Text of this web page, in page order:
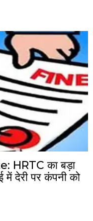
HRTC का बड़ा
में देरी पर कंपनी को